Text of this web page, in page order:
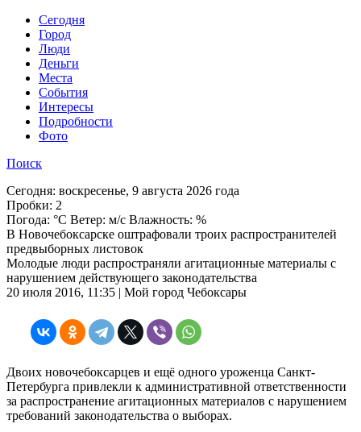
Cегодня
Город
Люди
Деньги
Места
События
Интересы
Подробности
Фото
Поиск
Сегодня: воскресенье, 9 августа 2026 года
Пробки: 2
Погода: °C Ветер: м/с Влажность: %
В Новочебоксарске оштрафовали троих распространителей
предвыборных листовок
Молодые люди распространяли агитационные материалы с
нарушением действующего законодательства
20 июля 2016, 11:35 | Мой город Чебоксары
Двоих новочебоксарцев и ещё одного уроженца Санкт-
Петербурга привлекли к административной ответственности
за распространение агитационных материалов с нарушением
требований законодательства о выборах.